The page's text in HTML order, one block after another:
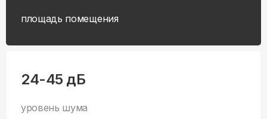
площадь помещения
24-45 дБ
уровень шума